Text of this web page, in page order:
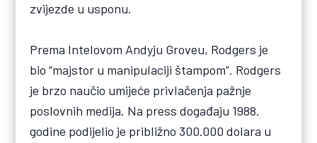
zvijezde u usponu.
Prema Intelovom Andyju Groveu, Rodgers je
bio “majstor u manipulaciji štampom”. Rodgers
je brzo naučio umijeće privlačenja pažnje
poslovnih medija. Na press događaju 1988.
godine podijelio je približno 300.000 dolara u